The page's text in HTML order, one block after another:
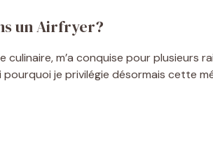
un Airfryer?
m’a conquise pour plusieurs
pourquoi je privilégie désormais cette